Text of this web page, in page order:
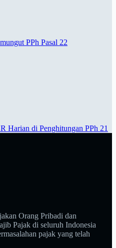
PPh Pasal 22
Harian di Penghitungan PPh 21
Orang Pribadi dan
Pajak di seluruh Indonesia
pajak yang telah